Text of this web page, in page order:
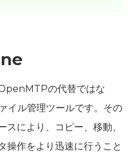
の代替ではな
イル管理ツールです。その
により、コピー、移動、
操作をより迅速に行うこと